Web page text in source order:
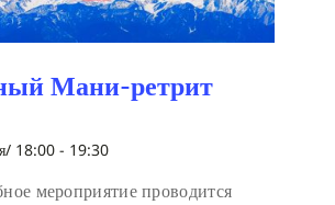
Мани-ретрит
18:00 - 19:30
мероприятие проводится